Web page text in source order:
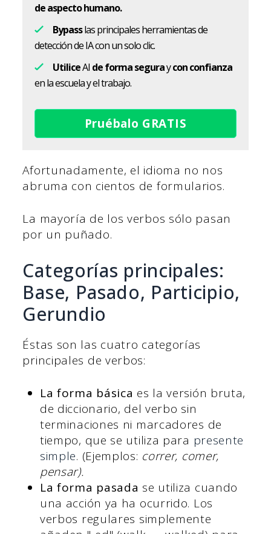
de aspecto humano.
Bypasslas principales herramientas de
detección de IA con un solo clic.
UtiliceAI de forma seguraycon confianza
en la escuela y el trabajo.
Pruébalo GRATIS
Afortunadamente, el idioma no nos
abruma con cientos de formularios.
La mayoría de los verbos sólo pasan
por un puñado.
Categorías principales:
Base, Pasado, Participio,
Gerundio
Éstas son las cuatro categorías
principales de verbos:
La forma básica es la versión bruta,
de diccionario, del verbo sin
terminaciones ni marcadores de
tiempo, que se utiliza para presente
simple. (Ejemplos: correr, comer,
pensar).
La forma pasada se utiliza cuando
una acción ya ha ocurrido. Los
verbos regulares simplemente